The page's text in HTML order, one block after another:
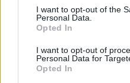
consent section.
I want to opt-out of the
Personal Data.
Opted In
I want to opt-out of
Personal Data for
Opted In
ΠΟΛΙΤΙΚΑ - ΜΙΚΡΑΣΙΑΤΙΚΑ
Σύρος, το νησί που